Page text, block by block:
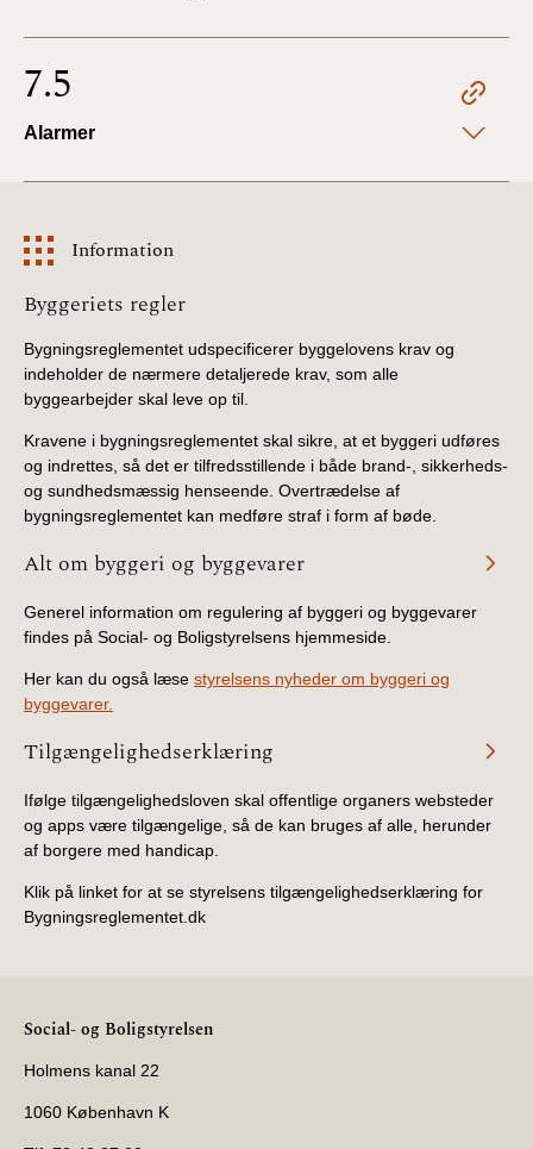
7.5
Alarmer
Information
Information
Byggeriets regler
Bygningsreglementet udspecificerer byggelovens krav og
indeholder de nærmere detaljerede krav, som alle
byggearbejder skal leve op til.
Kravene i bygningsreglementet skal sikre, at et byggeri udføres
og indrettes, så det er tilfredsstillende i både brand-, sikkerheds-
og sundhedsmæssig henseende. Overtrædelse af
bygningsreglementet kan medføre straf i form af bøde.
Alt om byggeri og byggevarer
Generel information om regulering af byggeri og byggevarer
findes på Social- og Boligstyrelsens hjemmeside.
Her kan du også læse styrelsens nyheder om byggeri og
byggevarer.
Tilgængelighedserklæring
Ifølge tilgængelighedsloven skal offentlige organers websteder
og apps være tilgængelige, så de kan bruges af alle, herunder
af borgere med handicap.
Klik på linket for at se styrelsens tilgængelighedserklæring for
Bygningsreglementet.dk
Social- og Boligstyrelsen
Holmens kanal 22
1060 København K